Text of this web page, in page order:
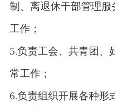
制、离退休干部管理
工作；
5.负责工会、共青团、
常工作；
6.负责组织开展各种形